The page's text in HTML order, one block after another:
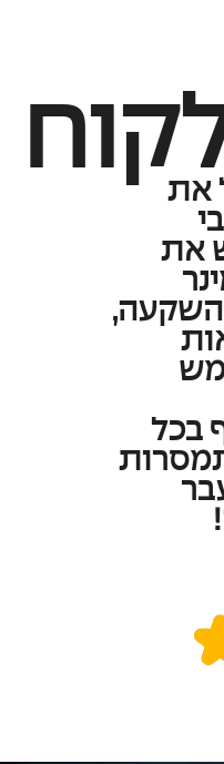
את
את
השקעה,
בכל